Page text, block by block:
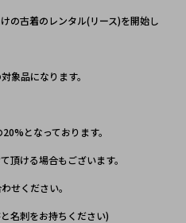
の古着のレンタル(リース)を開始し
象品になります。
となっております。
頂ける場合もございます。
せください。
名刺をお持ちください)